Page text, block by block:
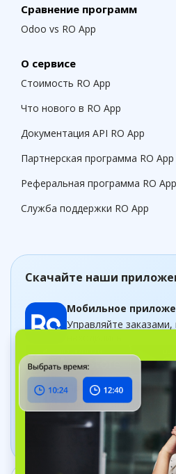
Сравнение программ
Odoo vs RO App
О сервисе
Стоимость RO App
Что нового в RO App
Документация API RO App
Партнерская программа RO App
Реферальная программа RO App
Служба поддержки RO App
Скачайте наши
Мобильное
Управляйте
Приложение
Следите за бизнесом